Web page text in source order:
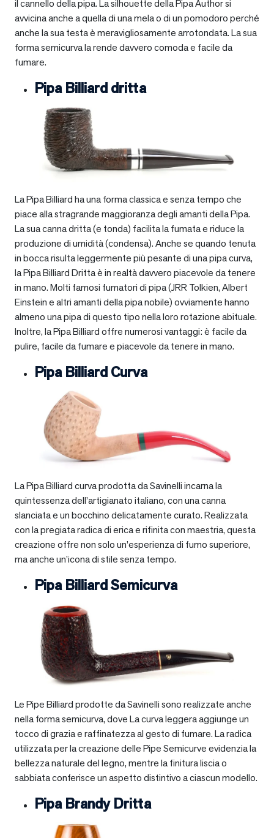
il cannello della pipa. La silhouette della Pipa Author si
avvicina anche a quella di una mela o di un pomodoro perché
anche la sua testa è meravigliosamente arrotondata. La sua
forma semicurva la rende davvero comoda e facile da
fumare.
Pipa Billiard dritta
La Pipa Billiard ha una forma classica e senza tempo che
piace alla stragrande maggioranza degli amanti della Pipa.
La sua canna dritta (e tonda) facilita la fumata e riduce la
produzione di umidità (condensa). Anche se quando tenuta
in bocca risulta leggermente più pesante di una pipa curva,
la Pipa Billiard Dritta è in realtà davvero piacevole da tenere
in mano. Molti famosi fumatori di pipa (JRR Tolkien, Albert
Einstein e altri amanti della pipa nobile) ovviamente hanno
almeno una pipa di questo tipo nella loro rotazione abituale.
Inoltre, la Pipa Billiard offre numerosi vantaggi: è facile da
pulire, facile da fumare e piacevole da tenere in mano.
Pipa Billiard Curva
La Pipa Billiard curva prodotta da Savinelli incarna la
quintessenza dell’artigianato italiano, con una canna
slanciata e un bocchino delicatamente curato. Realizzata
con la pregiata radica di erica e rifinita con maestria, questa
creazione offre non solo un’esperienza di fumo superiore,
ma anche un’icona di stile senza tempo.
Pipa Billiard Semicurva
Le Pipe Billiard prodotte da Savinelli sono realizzate anche
nella forma semicurva, dove La curva leggera aggiunge un
tocco di grazia e raffinatezza al gesto di fumare. La radica
utilizzata per la creazione delle Pipe Semicurve evidenzia la
bellezza naturale del legno, mentre la finitura liscia o
sabbiata conferisce un aspetto distintivo a ciascun modello.
Pipa Brandy Dritta